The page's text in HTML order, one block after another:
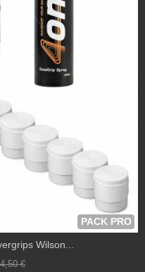
PACK PRO
Wilson...
€